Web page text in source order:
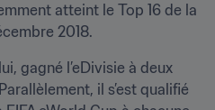
atteint le Top 16 de la
2018.
gagné l’eDivisie à deux
il s’est qualifié